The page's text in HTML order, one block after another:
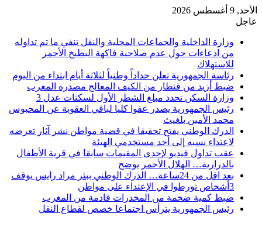
الأحد, 9 أغسطس 2026
عاجل
وزارة الداخلية والجماعات المحلية والنقل تنفي ما تم تداوله
من ادعاءات حول عدم صلاحية فاكهة البطيخ الأحمر
للاستهلاك
رئاسة الجمهورية تعلن حداداً وطنياً لثلاثة أيام ابتداء من اليوم
ضبط أزيد من قنطار من الكيف المعالج مصدره المغرب
وزارة السكن تحدد مبلغ الشطر الأول لسكنات عدل 3
رئيس الجمهورية يصدر عفوا كليا لباقي العقوبة عن المحبوس
محمد الأمين بلغيث
الدرك الوطني يفتح تحقيقا في قضية مواطن نشر آثار تعرضه
لاعتداء نسبه إلى أحد مستخدمي الهيئة
عقب تداول فيديو لإحدى المقيمات سابقا في قرية الأطفال
بالدرارية… الهلال الأحمر يوضح
بعد اقل من 24ساعة… الدرك الوطني ببئر مراد رايس يوقف
3أشخاص تورطوا في الإعتداء على مواطن
ضبط كمية ضخمة من المخدرات قادمة من المغرب
رئيس الجمهورية يترأس اجتماعا خصص لقطاع النقل